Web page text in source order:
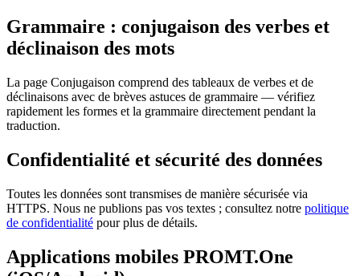
Grammaire : conjugaison des verbes et
déclinaison des mots
La page Conjugaison comprend des tableaux de verbes et de
déclinaisons avec de brèves astuces de grammaire — vérifiez
rapidement les formes et la grammaire directement pendant la
traduction.
Confidentialité et sécurité des données
Toutes les données sont transmises de manière sécurisée via
HTTPS. Nous ne publions pas vos textes ; consultez notre politique
de confidentialité pour plus de détails.
Applications mobiles PROMT.One